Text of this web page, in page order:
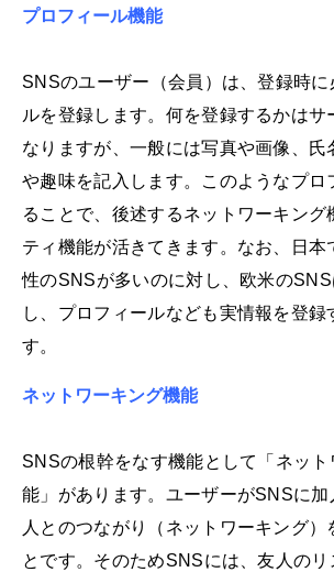
プロフィール機能
SNSのユーザー（会員）は、登録時
ルを登録します。何を登録するかはサ
なりますが、一般には写真や画像、氏
や趣味を記入します。このようなプロ
ることで、後述するネットワーキング
ティ機能が活きてきます。なお、日本
性のSNSが多いのに対し、欧米の
し、プロフィールなども実情報を登
す。
ネットワーキング機能
SNSの根幹をなす機能として「ネット
能」があります。ユーザーがSNSに加
人とのつながり（ネットワーキング）
とです。そのためSNSには、友人の